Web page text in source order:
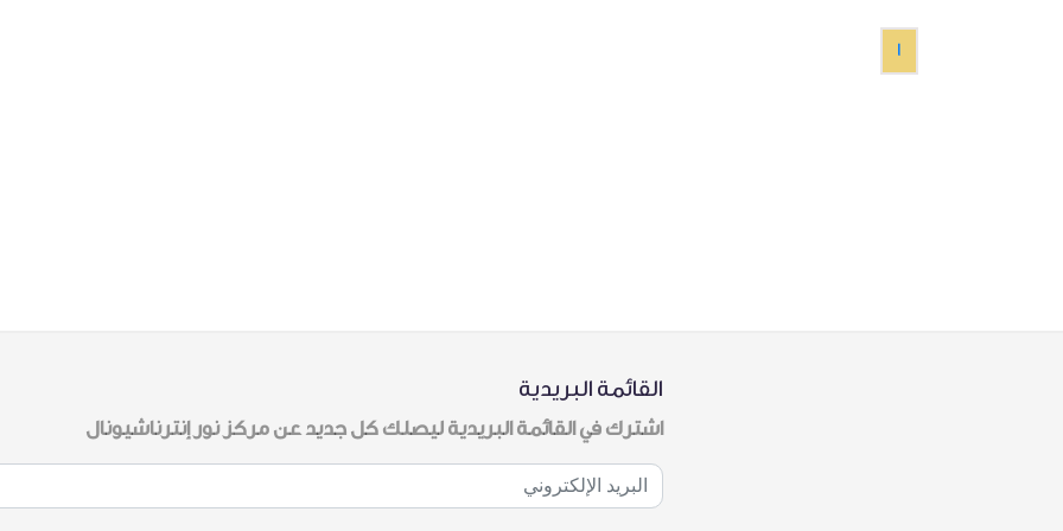
1
القائمة البريدية
اشترك في القائمة البريدية ليصلك كل جديد عن مركز نور إنترناشيونال